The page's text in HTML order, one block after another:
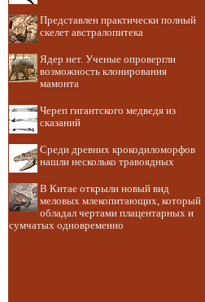
Представлен практически полный
скелет австралопитека
Ядер нет. Ученые опровергли
возможность клонирования
мамонта
Череп гигантского медведя из
сказаний
Среди древних крокодиломорфов
нашли несколько травоядных
В Китае открыли новый вид
меловых млекопитающих, который
обладал чертами плацентарных и
сумчатых одновременно